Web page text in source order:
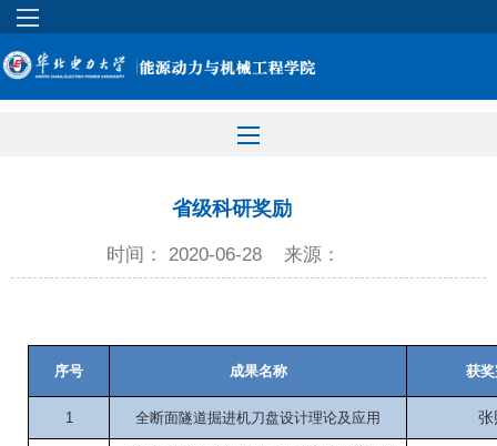
省级科研奖励
时间： 2020-06-28 来源：
序号 成果名称 获
1 全断面隧道掘进机刀盘设计理论及应用 张